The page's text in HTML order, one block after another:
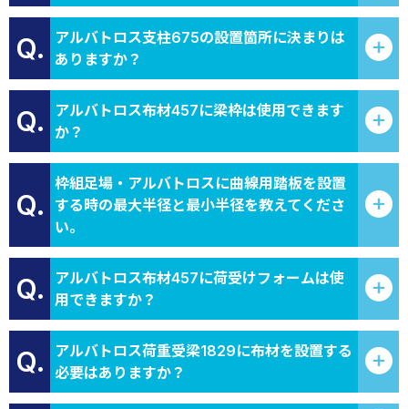
Q.
アルバトロス支柱675の設置箇所に決まりは
ありますか？
Q.
アルバトロス布材457に梁枠は使用できます
か？
Q.
枠組足場・アルバトロスに曲線用踏板を設置
する時の最大半径と最小半径を教えてくださ
い。
Q.
アルバトロス布材457に荷受けフォームは使
用できますか？
Q.
アルバトロス荷重受梁1829に布材を設置する
必要はありますか？